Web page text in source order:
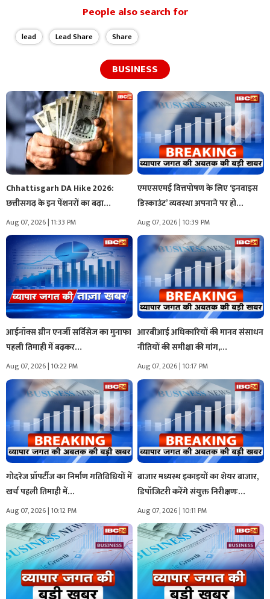
People also search for
lead Lead Share Share
BUSINESS
Chhattisgarh DA Hike 2026:
छत्तीसगढ़ के इन पेंशनरों का बढ़ा‌…
Aug 07, 2026 | 11:33 PM
एमएसएमई वित्तपोषण के लिए ‘इनवाइस
डिस्काउंट’ व्यवस्था अपनाने पर हो…
Aug 07, 2026 | 10:39 PM
आईनॉक्स ग्रीन एनर्जी सर्विसेज का मुनाफा
पहली तिमाही में बढ़कर…
Aug 07, 2026 | 10:22 PM
आरबीआई अधिकारियों की मानव संसाधन
नीतियों की समीक्षा की मांग,…
Aug 07, 2026 | 10:17 PM
गोदरेज प्रॉपर्टीज का निर्माण गतिविधियों में
खर्च पहली तिमाही में…
Aug 07, 2026 | 10:12 PM
बाजार मध्यस्थ इकाइयों का शेयर बाजार,
डिपॉजिटरी करेंगे संयुक्त निरीक्षणः…
Aug 07, 2026 | 10:11 PM